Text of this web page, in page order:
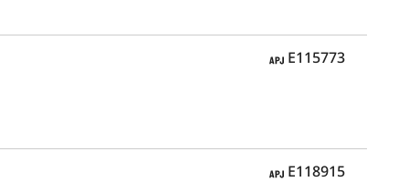
APJ
E115773
APJ
E118915